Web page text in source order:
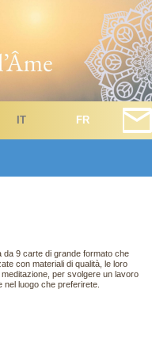
IT FR
da 9 carte di grande formato che
con materiali di qualità, le loro
per svolgere un lavoro
luogo che preferirete.